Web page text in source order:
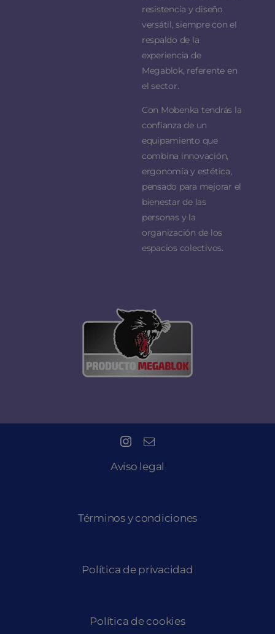
resistencia y diseño
versátil, siempre con el
respaldo de la
experiencia de
Megablok, referente en
el sector.
Con Mobenka tendrás la
confianza de un
equipamiento que
combina innovación,
ergonomía y estética,
pensado para mejorar el
bienestar de las
personas y la
organización de los
espacios colectivos.
Aviso legal
Términos y condiciones
Política de privacidad
Política de cookies